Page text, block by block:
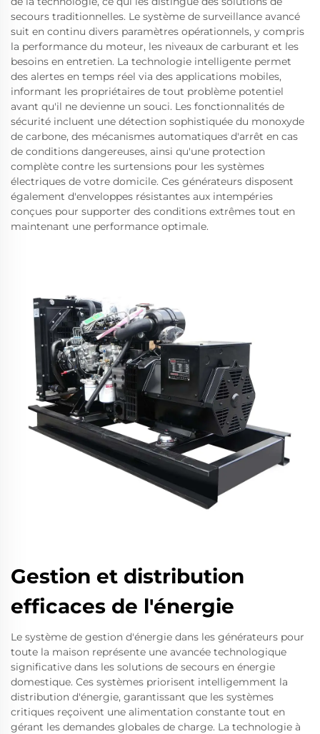
secours traditionnelles. Le système de surveillance avancé
suit en continu divers paramètres opérationnels, y compris
la performance du moteur, les niveaux de carburant et les
besoins en entretien. La technologie intelligente permet
des alertes en temps réel via des applications mobiles,
informant les propriétaires de tout problème potentiel
avant qu'il ne devienne un souci. Les fonctionnalités de
sécurité incluent une détection sophistiquée du monoxyde
de carbone, des mécanismes automatiques d'arrêt en cas
de conditions dangereuses, ainsi qu'une protection
complète contre les surtensions pour les systèmes
électriques de votre domicile. Ces générateurs disposent
également d'enveloppes résistantes aux intempéries
conçues pour supporter des conditions extrêmes tout en
maintenant une performance optimale.
Gestion et distribution
efficaces de l'énergie
Le système de gestion d'énergie dans les générateurs pour
toute la maison représente une avancée technologique
significative dans les solutions de secours en énergie
domestique. Ces systèmes priorisent intelligemment la
distribution d'énergie, garantissant que les systèmes
critiques reçoivent une alimentation constante tout en
gérant les demandes globales de charge. La technologie à